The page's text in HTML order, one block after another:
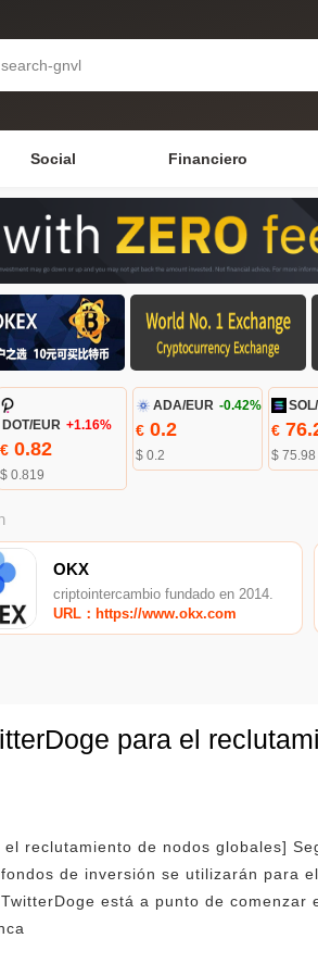
Social Financiero
DOT/EUR +1.16%
€0.82
$ 0.819
ADA/EUR -0.42%
€0.2
$ 0.2
€
$ 75.98
OKX
criptointercambio fundado en 2014.
URL：https://www.okx.com
para el
reclutamiento de nodos globales]
de inversión se utilizarán para
está a punto de